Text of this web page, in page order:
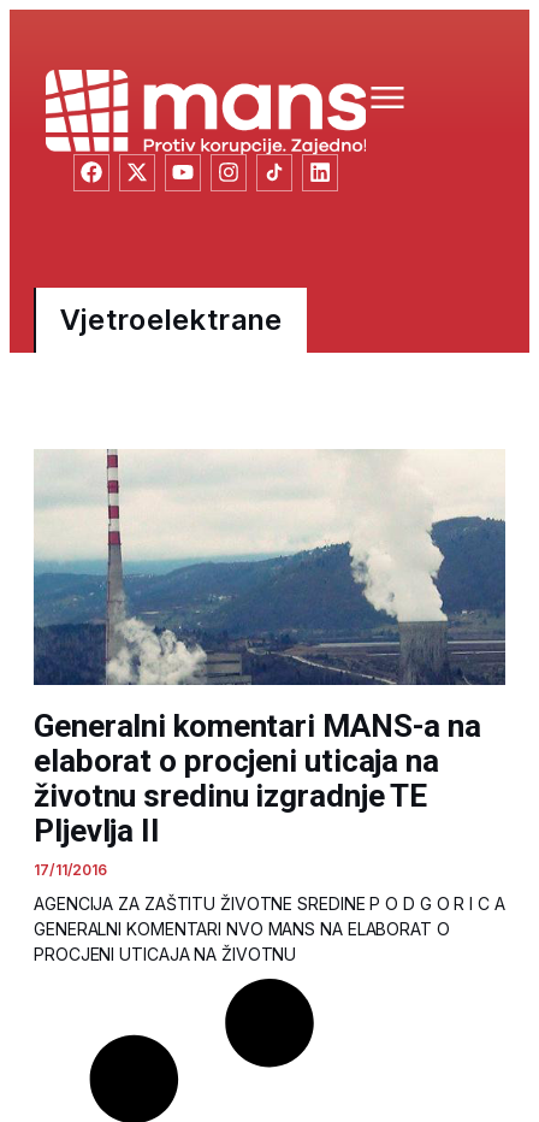
Vjetroelektrane
Generalni komentari MANS-a na
elaborat o procjeni uticaja na
životnu sredinu izgradnje TE
Pljevlja II
17/11/2016
AGENCIJA ZA ZAŠTITU ŽIVOTNE SREDINE P O D G O R I C A
GENERALNI KOMENTARI NVO MANS NA ELABORAT O
PROCJENI UTICAJA NA ŽIVOTNU